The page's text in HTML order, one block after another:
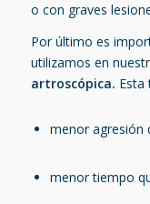
o con graves
Por último es
utilizamos en
artroscópica. Esta
menor agresión
menor tiempo